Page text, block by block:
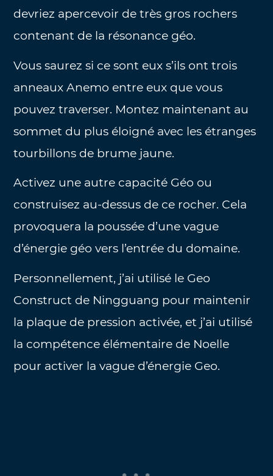
devriez apercevoir de très gros rochers
contenant de la résonance géo.
Vous saurez si ce sont eux s’ils ont trois
anneaux Anemo entre eux que vous
pouvez traverser. Montez maintenant au
sommet du plus éloigné avec les étranges
tourbillons de brume jaune.
Activez une autre capacité Géo ou
construisez au-dessus de ce rocher. Cela
provoquera la poussée d’une vague
d’énergie géo vers l’entrée du domaine.
Personnellement, j’ai utilisé le Geo
Construct de Ningguang pour maintenir
la plaque de pression activée, et j’ai utilisé
la compétence élémentaire de Noelle
pour activer la vague d’énergie Geo.